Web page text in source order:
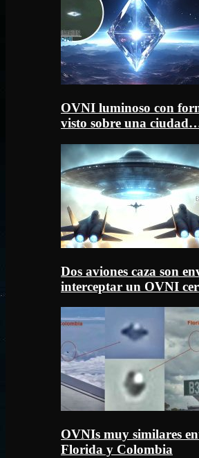
OVNI luminoso con
visto sobre una
Dos aviones caza son
interceptar un OVNI
OVNIs muy similares
Florida y Colombia